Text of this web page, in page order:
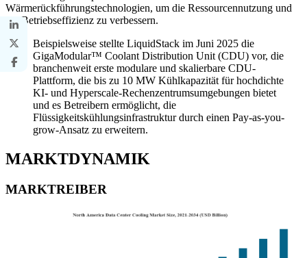
Wärmerückführungstechnologien, um die Ressourcennutzung und
die Betriebseffizienz zu verbessern.
Beispielsweise stellte LiquidStack im Juni 2025 die
GigaModular™ Coolant Distribution Unit (CDU) vor, die
branchenweit erste modulare und skalierbare CDU-
Plattform, die bis zu 10 MW Kühlkapazität für hochdichte
KI- und Hyperscale-Rechenzentrumsumgebungen bietet
und es Betreibern ermöglicht, die
Flüssigkeitskühlungsinfrastruktur durch einen Pay-as-you-
grow-Ansatz zu erweitern.
MARKTDYNAMIK
MARKTREIBER